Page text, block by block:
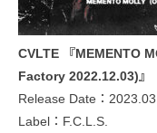
CVLTE 『MEMENTO
Factory 2022.12.03)』
Release Date：
Label：F.C.L.S.